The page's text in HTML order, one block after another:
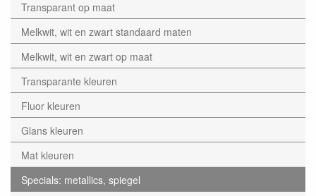
Transparant op maat
Melkwit, wit en zwart standaard maten
Melkwit, wit en zwart op maat
Transparante kleuren
Fluor kleuren
Glans kleuren
Mat kleuren
Specials: metallics, spiegel